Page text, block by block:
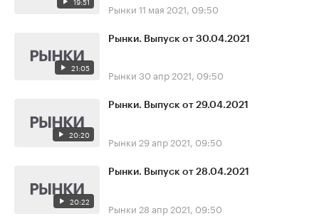
Рынки 11 мая 2021, 09:50
21:05
Рынки. Выпуск от 30.04.2021
Рынки 30 апр 2021, 09:50
20:20
Рынки. Выпуск от 29.04.2021
Рынки 29 апр 2021, 09:50
20:22
Рынки. Выпуск от 28.04.2021
Рынки 28 апр 2021, 09:50